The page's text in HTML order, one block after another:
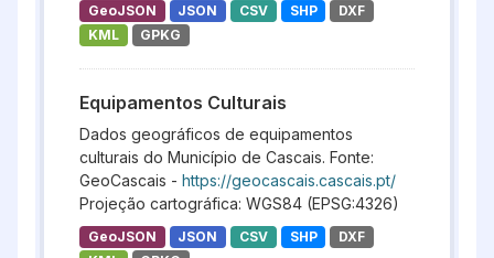
GeoJSON JSON CSV SHP
DXF
KML
GPKG
Equipamentos Culturais
Dados geográficos de equipamentos
culturais do Município de Cascais. Fonte:
GeoCascais - https://geocascais.cascais.pt/
Projeção cartográfica: WGS84 (EPSG:4326)
GeoJSON JSON CSV SHP
DXF